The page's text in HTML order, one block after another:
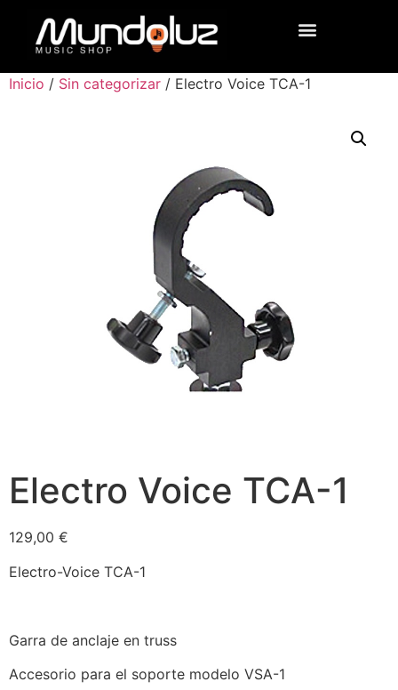
Inicio / Sin categorizar / Electro Voice TCA-1
Electro Voice TCA-1
129,00 €
Electro-Voice TCA-1
Garra de anclaje en truss
Accesorio para el soporte modelo VSA-1